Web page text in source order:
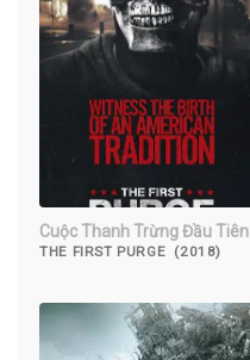
Cuộc Thanh Trừng Đầu Tiên
THE FIRST PURGE (2018)